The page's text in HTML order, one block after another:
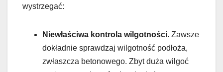
wystrzegać:
Niewłaściwa kontrola wilgotności. Zawsze
dokładnie sprawdzaj wilgotność podłoża,
zwłaszcza betonowego. Zbyt duża wilgoć